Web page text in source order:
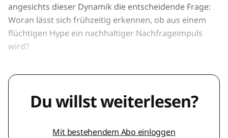
angesichts dieser Dynamik die entscheidende Frage:
Woran lässt sich frühzeitig erkennen, ob aus einem
flüchtigen Hype ein nachhaltiger Nachfrageimpuls
wird?
Du willst weiterlesen?
Mit bestehendem Abo einloggen